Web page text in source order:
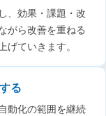
、効果・課題・改
がら改善を重ねる
げていきます。
る
動化の範囲を継続